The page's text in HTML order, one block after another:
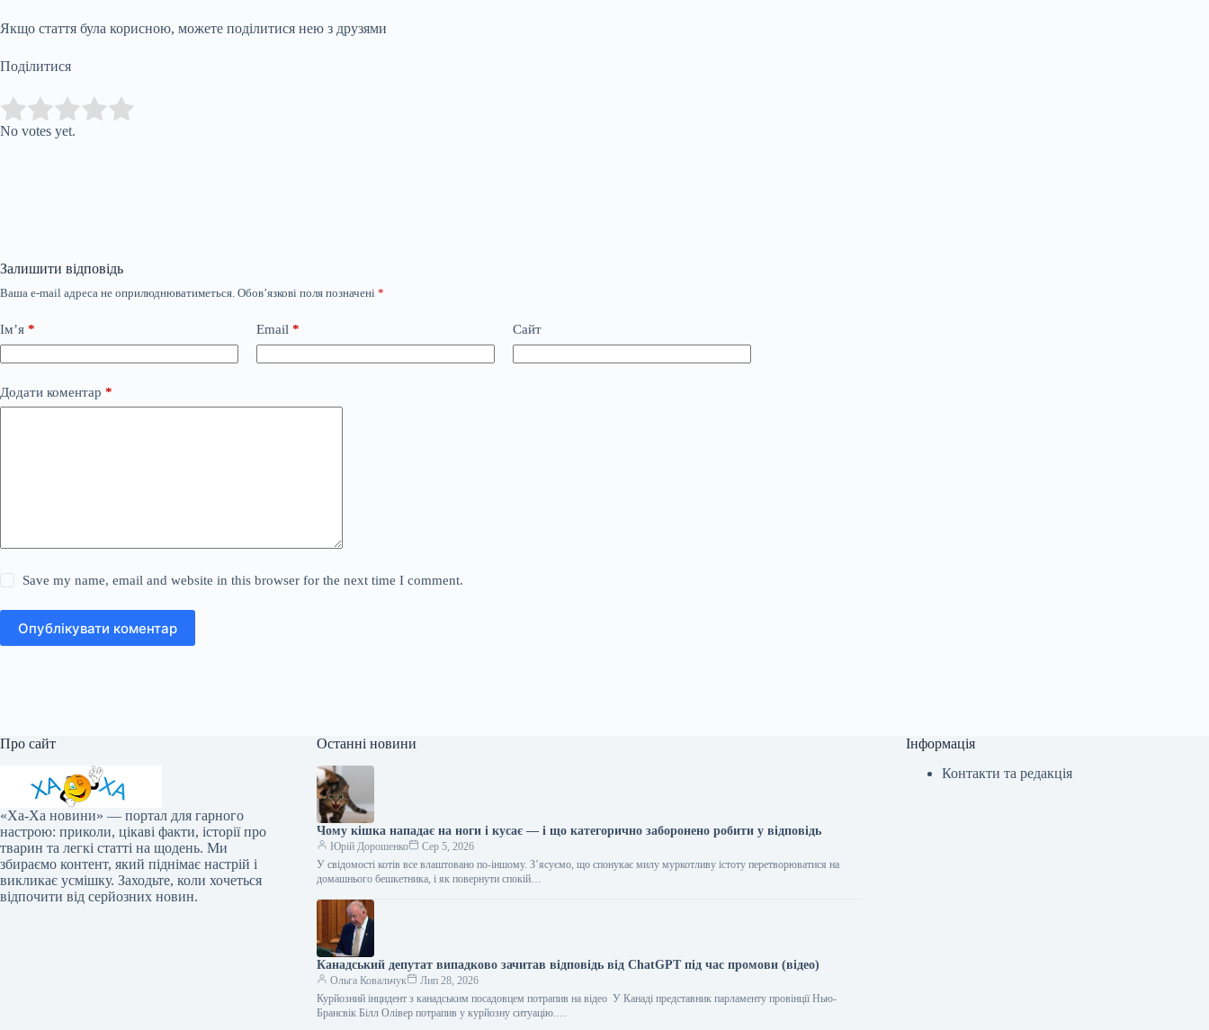
Якщо стаття була корисною, можете поділитися нею з друзями
Поділитися
Rate this item:
No votes yet.
Залишити відповідь
Ваша e-mail адреса не оприлюднюватиметься. Обов’язкові поля позначені *
Ім’я * Email * Сайт
Додати коментар *
Save my name, email and website in this browser for the next time I comment.
Опублікувати коментар
Про сайт
«Ха-Ха новини» — портал для гарного
настрою: приколи, цікаві факти, історії про
тварин та легкі статті на щодень. Ми
збираємо контент, який піднімає настрій і
викликає усмішку. Заходьте, коли хочеться
відпочити від серйозних новин.
Останні новини
Чому кішка нападає на ноги і кусає — і що категорично заборонено робити у відповідь
Юрій Дорошенко
Сер 5, 2026
У свідомості котів все влаштовано по-іншому. З’ясуємо, що спонукає милу муркотливу істоту перетворюватися на
домашнього бешкетника, і як повернути спокій…
Канадський депутат випадково зачитав відповідь від ChatGPT під час промови (відео)
Ольга Ковальчук
Лип 28, 2026
Курйозний інцидент з канадським посадовцем потрапив на відео У Канаді представник парламенту провінції Нью-
Брансвік Білл Олівер потрапив у курйозну ситуацію.…
Інформація
Контакти та редакція